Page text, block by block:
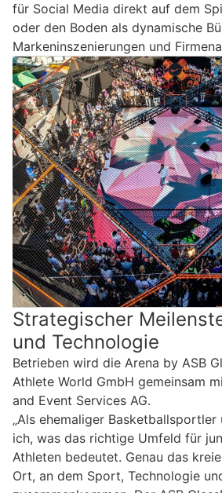
für Social Media direkt auf dem
oder den Boden als dynamische
Markeninszenierungen und
Strategischer
und Technologie
Betrieben wird die Arena by ASB
Athlete World GmbH gemeinsam
and Event Services AG.
„Als ehemaliger Basketballsportler
ich, was das richtige Umfeld für
Athleten bedeutet. Genau das
Ort, an dem Sport, Technologie